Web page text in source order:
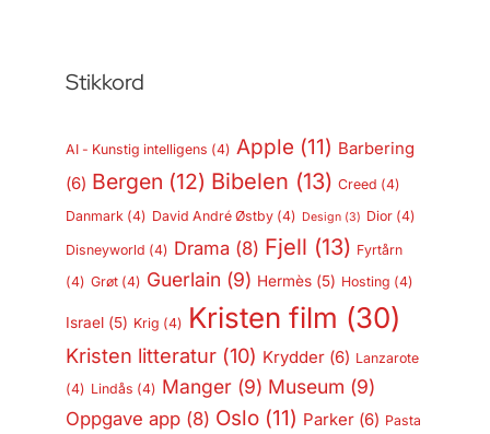
Stikkord
AI - Kunstig intelligens (4) Apple (11) Barbering
(6) Bergen (12) Bibelen (13) Creed (4)
Danmark (4) David André Østby(4) Design(3) Dior(4)
Disneyworld (4) Drama (8) Fjell (13) Fyrtårn
(4) Grøt(4) Guerlain (9) Hermès(5) Hosting (4)
Israel(5) Krig (4) Kristen film (30)
Kristen litteratur(10) Krydder(6) Lanzarote
(4) Lindås (4) Manger(9) Museum (9)
Oppgave app(8) Oslo(11) Parker(6) Pasta